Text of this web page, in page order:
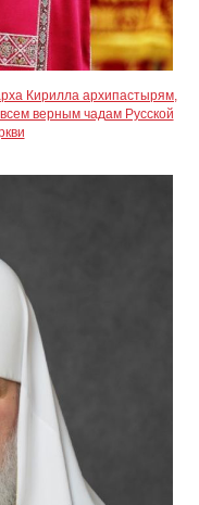
Кирилла архипастырям,
верным чадам Русской